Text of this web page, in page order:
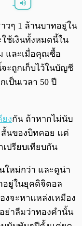
0:00
วๆ 1 ล้านบาทอยู่ใน
ช้เงินทั้งหมดนี้ใน
และเมื่อคุณซื้อ
ะถูกเก็บไว้ในบัญชี
ป็นเวลา 50 ปี
ยงกัน ถ้าหากไม่นับ
สั้นของบิทคอย แต่
เปรียบเทียบกัน
หม่กว่า และดูน่า
อยู่ในยุคดิจิตอล
งจะหาแหล่งเหมือง
ย่าลืมว่าทองคำนั้น